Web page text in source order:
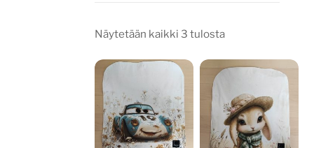
Näytetään kaikki 3 tulosta